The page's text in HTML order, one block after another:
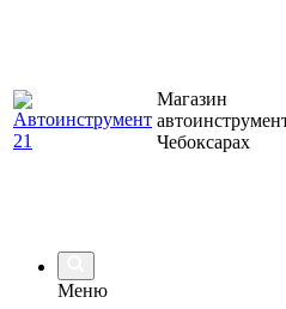
Магазин
Чебоксарах
Меню